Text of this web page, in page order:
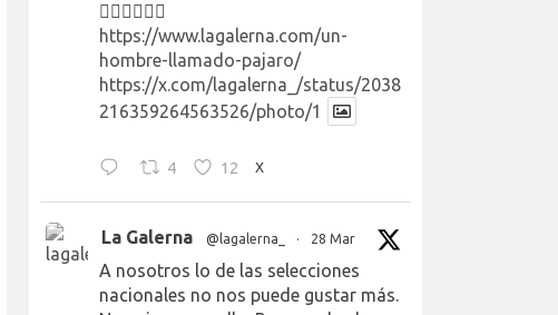
👉🏻👉🏻👉🏻
https://www.lagalerna.com/un-
hombre-llamado-pajaro/
https://x.com/lagalerna_/status/2038
216359264563526/photo/1
4 12 X
La Galerna @lagalerna_ · 28 Mar
A nosotros lo de las selecciones
nacionales no nos puede gustar más.